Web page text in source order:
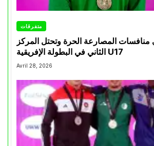
متفرقات
منافسات المصارعة الحرة وتحتل المركز
الثاني في البطولة الإفريقية U17
Avril 28, 2026